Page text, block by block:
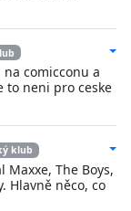
comicconu a
to neni pro ceske
klub
Maxxe, The Boys,
Hlavně něco, co